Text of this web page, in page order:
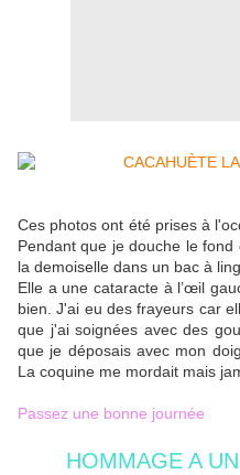
Ces photos ont été prises à
Pendant que je douche le
la demoiselle dans un bac à
Elle a une cataracte à l’œil
bien. J'ai eu des frayeurs car
que j'ai soignées avec des
que je déposais avec mon
La coquine me mordait mais
Passez une bonne journée
HOMMAGE A